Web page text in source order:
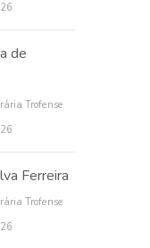
de
Trofense
Ferreira
Trofense